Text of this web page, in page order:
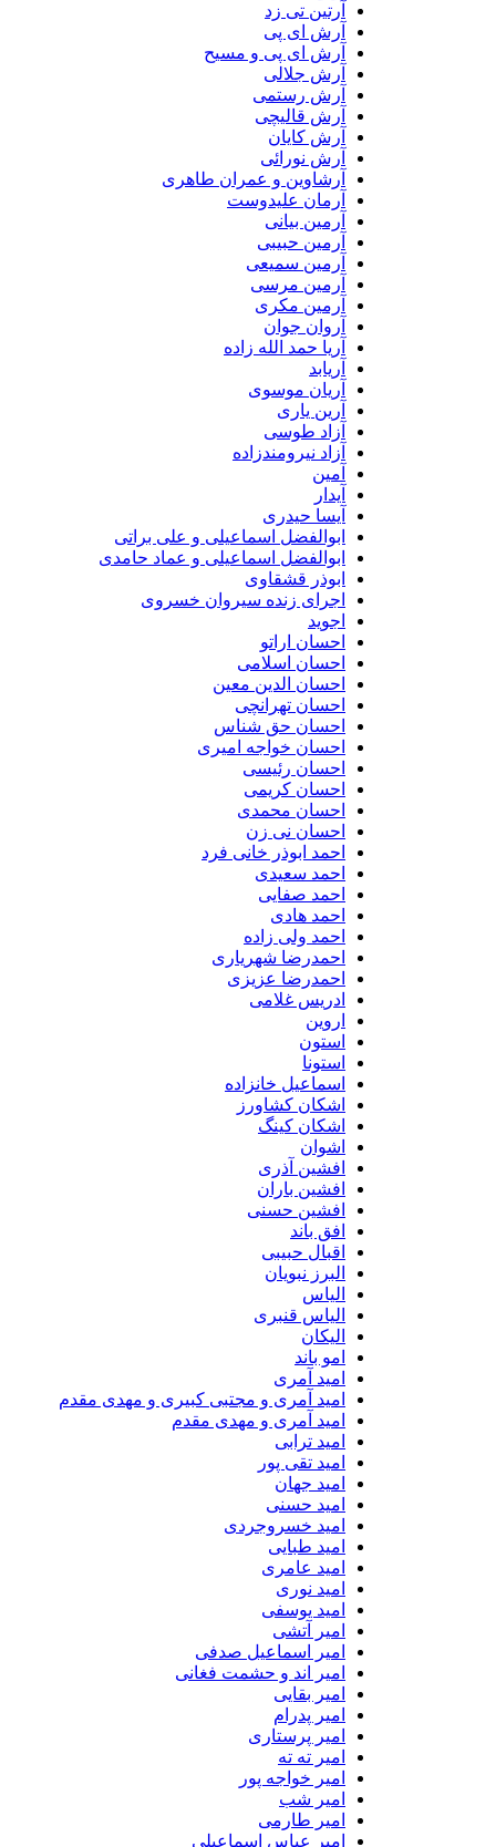
آرتین تی زد
آرش ای پی
آرش ای پی و مسیح
آرش جلالی
آرش رستمی
آرش قالیچی
آرش کایان
آرش نورائی
آرشاوین و عمران طاهری
آرمان علیدوست
آرمین بیانی
آرمین حبیبی
آرمین سمیعی
آرمین مرسی
آرمین مکری
آروان جوان
آریا حمد الله زاده
آریابد
آریان موسوی
آرین یاری
آزاد طوسی
آزاد نیرومندزاده
آمین
آیدار
آیسا حیدری
ابوالفضل اسماعیلی و علی براتی
ابوالفضل اسماعیلی و عماد حامدی
ابوذر قشقاوی
اجرای زنده سیروان خسروی
اجوید
احسان اراتو
احسان اسلامی
احسان الدین معین
احسان تهرانچی
احسان حق شناس
احسان خواجه امیری
احسان رئیسی
احسان کریمی
احسان محمدی
احسان نی زن
احمد ابوذر خانی فرد
احمد سعیدی
احمد صفایی
احمد هادی
احمد ولی زاده
احمدرضا شهریاری
احمدرضا عزیزی
ادریس غلامی
اروین
استون
استونا
اسماعیل خانزاده
اشکان کشاورز
اشکان کینگ
اشوان
افشین آذری
افشین باران
افشین حسنی
افق باند
اقبال حبیبی
البرز نبویان
الیاس
الیاس قنبرى
الیکان
امو باند
امید آمری
امید آمری و مجتبی کبیری و مهدى مقدم
امید آمری و مهدی مقدم
امید ترابی
امید تقی پور
امید جهان
امید حسنی
امید خسروجردی
امید طبایی
امید عامری
امید نوری
امید یوسفی
امیر آتشی
امیر اسماعیل صدفی
امیر اند و حشمت فغانی
امیر بقایی
امیر پدرام
امیر پرستاری
امیر ته ته
امیر خواجه پور
امیر شب
امیر طارمی
امیر عباس اسماعیلی